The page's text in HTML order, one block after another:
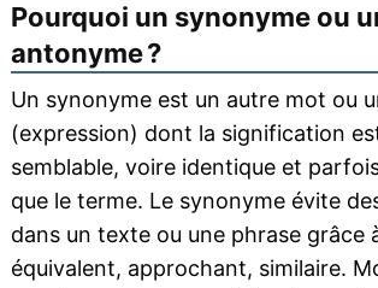
Pourquoi un synonyme ou
antonyme ?
Un synonyme est un autre mot ou
(expression) dont la signification
semblable, voire identique et
que le terme. Le synonyme évite
dans un texte ou une phrase grâce
équivalent, approchant, similaire.